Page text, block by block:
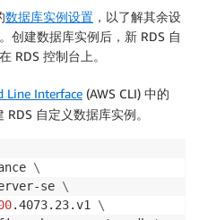
数据库实例设置 ，以了解其余设
。创建数据库实例后，新 RDS 自
RDS 控制台上。
Line Interface (AWS CLI) 中的
RDS 自定义数据库实例。
\
se \
.4073.23.v1 \